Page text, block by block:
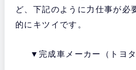
ど、下記のように力仕事が必
的にキツイです。
▼完成車メーカー（トヨ